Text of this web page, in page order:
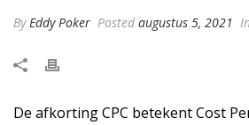
ByEddy Poker Posted augustus 5, 2021
De afkorting CPC betekent Cost